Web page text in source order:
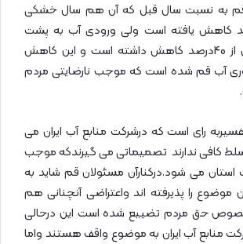
به نسبت سال قبل که آن هم سال خشکی
است 20درصد کاهش یافته است ولی ورودی آب به پشت
تصفیه خانه بیش از 40درصد کاهش داشته است و این کاهش
آب قم شده است که موجب نارضایتی مردم
رای است که درشرکت منابع آب ایران می
کافی ندارند تصمیماتی می گیرندکه موجب
استان می شود.درکنارآن مسئولان قم شاید به
موضوع را پذیرفته اند واعتراضی آنچنانی هم
خصوص حق مردم تضییع شده است این درحالی
منابع آب ایران به موضوع واقف هستند واما